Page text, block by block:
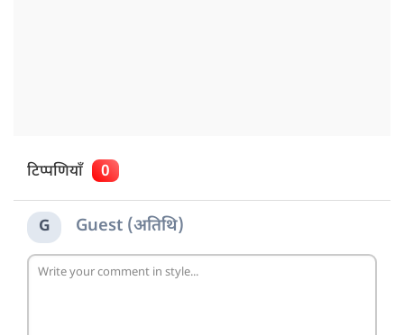
टिप्पणियाँ 0
G Guest (अतिथि)